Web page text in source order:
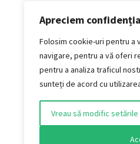
Apreciem
Folosim cookie-uri pentru a
navigare, pentru a vă oferi
pentru a analiza traficul
sunteți de acord cu
Vreau să modific setările
Politică de
Termeni si
Politica de
Politica de
Politica de
AUDIO VINTAGE